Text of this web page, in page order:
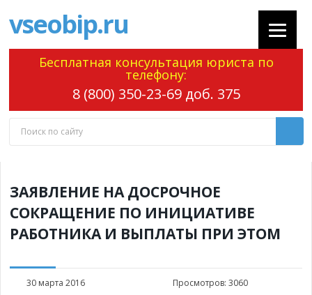
vseobip.ru
Бесплатная консультация юриста по
телефону:
8 (800) 350-23-69 доб. 375
ЗАЯВЛЕНИЕ НА ДОСРОЧНОЕ
СОКРАЩЕНИЕ ПО ИНИЦИАТИВЕ
РАБОТНИКА И ВЫПЛАТЫ ПРИ ЭТОМ
30 марта 2016 Просмотров: 3060